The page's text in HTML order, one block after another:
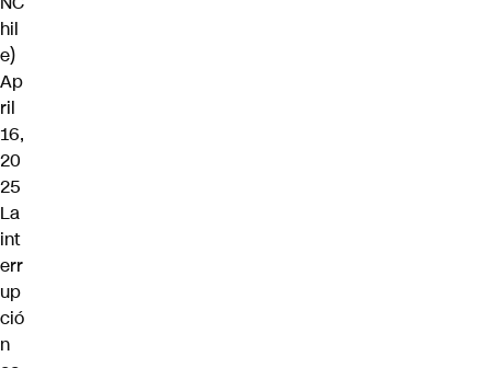
hil
e)
Ap
ril
16,
20
25
La
int
err
up
ció
n